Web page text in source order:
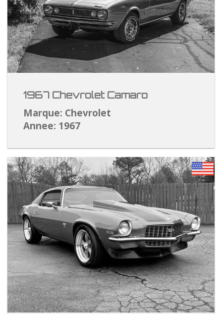
1967 Chevrolet Camaro
Marque: Chevrolet
Annee: 1967